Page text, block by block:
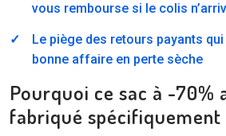
vous rembourse si le colis
Le piège des retours payants
bonne affaire en perte sèche
Pourquoi ce sac à -70%
fabriqué spécifiquement